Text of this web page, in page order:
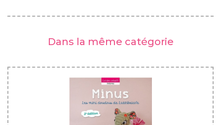
Dans la même catégorie